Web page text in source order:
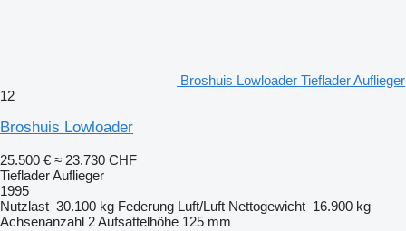
Broshuis Lowloader Tieflader Auflieger
12
Broshuis Lowloader
25.500 € ≈ 23.730 CHF
Tieflader Auflieger
1995
Nutzlast 30.100 kg Federung Luft/Luft Nettogewicht 16.900 kg
Achsenanzahl 2Aufsattelhöhe 125 mm